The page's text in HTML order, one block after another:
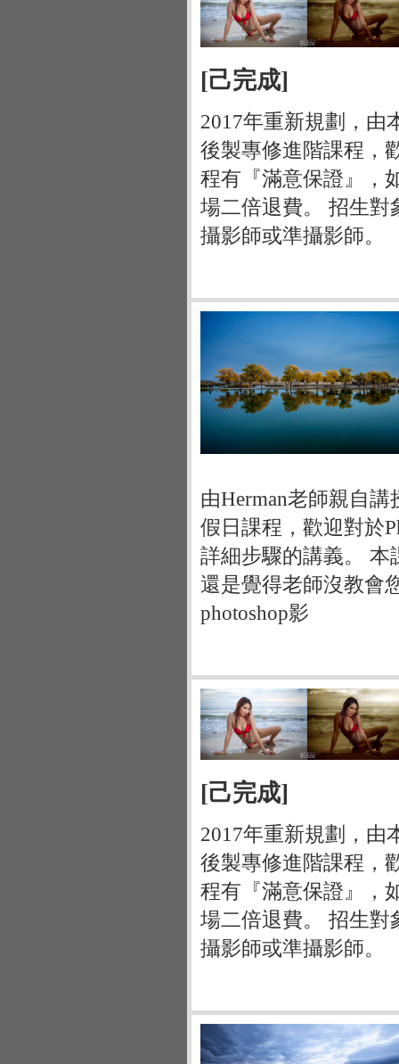
[己完成]
2017年重新規劃，由
後製專修進階課程，
程有『滿意保證』，
場二倍退費。 招生對
攝影師或準攝影師。
由Herman老師親自
假日課程，歡迎對於
詳細步驟的講義。 本
還是覺得老師沒教會
photoshop影
[己完成]
2017年重新規劃，由
後製專修進階課程，
程有『滿意保證』，
場二倍退費。 招生對
攝影師或準攝影師。